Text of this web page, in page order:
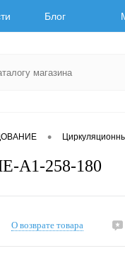
Блог
•
A1-258-180
О возврате товара